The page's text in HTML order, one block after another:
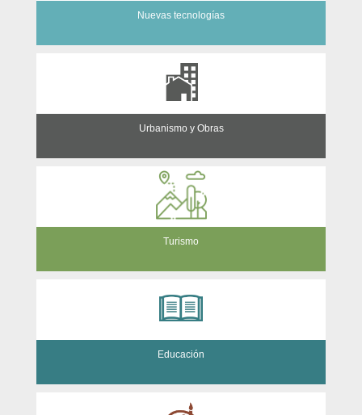
Nuevas tecnologías
Urbanismo y Obras
Turismo
Educación